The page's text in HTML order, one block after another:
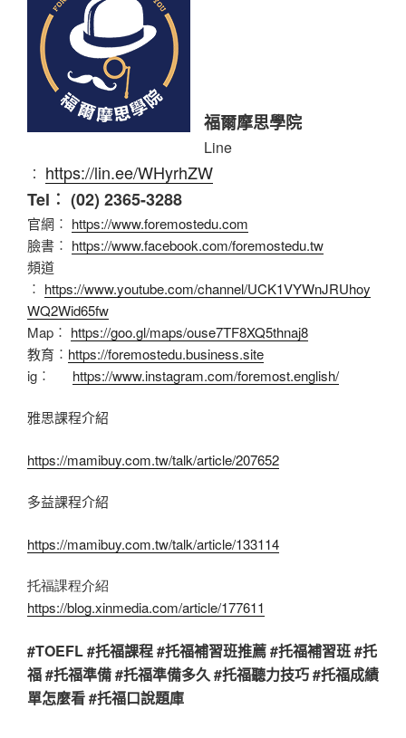
福爾摩思學院
Line
︰ https://lin.ee/WHyrhZW
Tel︰ (02) 2365-3288
官網︰ https://www.foremostedu.com
臉書︰ https://www.facebook.com/foremostedu.tw
頻道
︰ https://www.youtube.com/channel/UCK1VYWnJRUhoy
WQ2Wid65fw
Map︰ https://goo.gl/maps/ouse7TF8XQ5thnaj8
教育︰ https://foremostedu.business.site
ig︰ https://www.instagram.com/foremost.english/
雅思課程介紹
https://mamibuy.com.tw/talk/article/207652
多益課程介紹
https://mamibuy.com.tw/talk/article/133114
托福課程介紹
https://blog.xinmedia.com/article/177611
#TOEFL #托福課程 #托福補習班推薦 #托福補習班 #托
福 #托福準備 #托福準備多久 #托福聽力技巧 #托福成績
單怎麼看 #托福口說題庫